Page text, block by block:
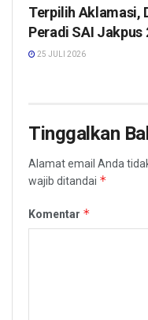
Terpilih Aklamasi,
Peradi SAI Jakpus
25 JULI 2026
Tinggalkan
Alamat email Anda
wajib ditandai *
Komentar *